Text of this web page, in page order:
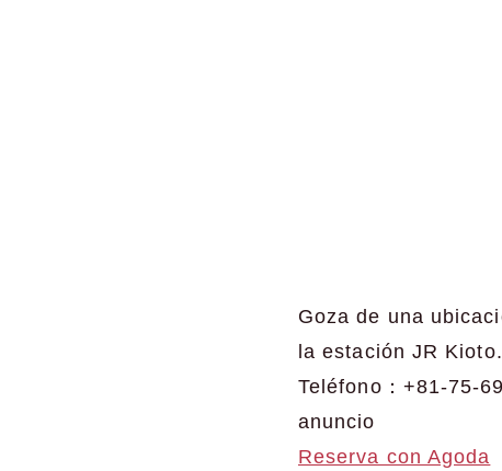
Goza de una
la estación JR Kioto.
Teléfono：+81-75-
anuncio
Reserva con Agoda